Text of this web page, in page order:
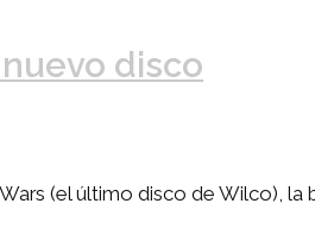
disco
(el último disco de Wilco),